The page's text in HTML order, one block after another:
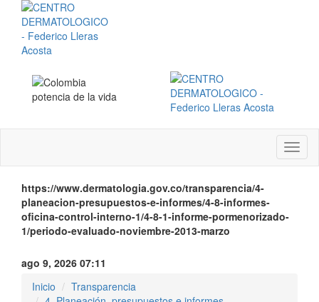
Menú
https://www.dermatologia.gov.co/transparencia/4-
planeacion-presupuestos-e-informes/4-8-informes-
oficina-control-interno-1/4-8-1-informe-pormenorizado-
1/periodo-evaluado-noviembre-2013-marzo
ago 9, 2026 07:11
Inicio
Transparencia